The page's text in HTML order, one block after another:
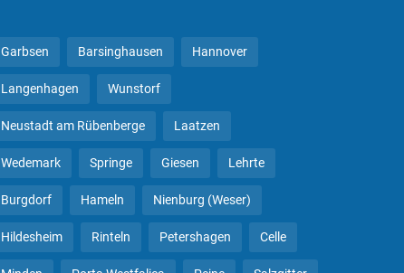
Garbsen Barsinghausen Hannover
Langenhagen Wunstorf
Neustadt am Rübenberge Laatzen
Wedemark Springe Giesen Lehrte
Burgdorf Hameln Nienburg (Weser)
Hildesheim Rinteln Petershagen Celle